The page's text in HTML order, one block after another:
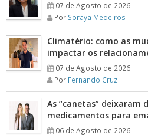
07 de Agosto de 2026
Por Soraya Medeiros
Climatério: como as
impactar os
07 de Agosto de 2026
Por Fernando Cruz
As “canetas” deixaram
medicamentos para
06 de Agosto de 2026